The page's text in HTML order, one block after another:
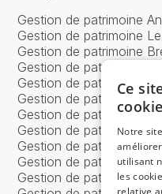
Gestion de patrimoine
Gestion de patrimoine
Gestion de patrimoine
Gestion de patrimoine
Gestion de patrimoine
Gestion de patrimoine
Gestion de patrimoine
Gestion de patrimoine
Gestion de patrimoine
Gestion de patrimoine
Gestion de patrimoine
Ce
Notre
utilisant
les
relative